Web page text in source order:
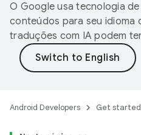
O Google usa tecnologia
conteúdos para seu idioma
traduções com IA podem
Android Developers Get started